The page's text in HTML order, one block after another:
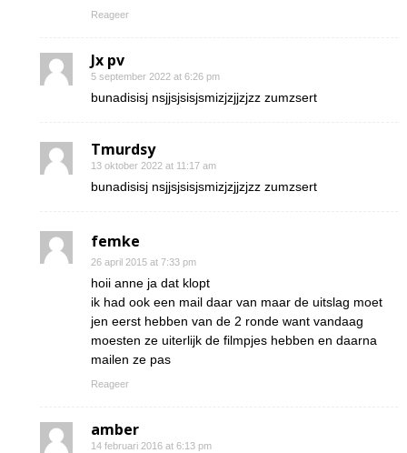
Reageer
Jx pv
5 september 2022 at 6:26 pm
bunadisisj nsjjsjsisjsmizjzjjzjzz zumzsert
Tmurdsy
13 oktober 2022 at 11:17 am
bunadisisj nsjjsjsisjsmizjzjjzjzz zumzsert
femke
26 april 2015 at 7:33 pm
hoii anne ja dat klopt
ik had ook een mail daar van maar de uitslag moet
jen eerst hebben van de 2 ronde want vandaag
moesten ze uiterlijk de filmpjes hebben en daarna
mailen ze pas
Reageer
amber
14 februari 2016 at 6:13 pm